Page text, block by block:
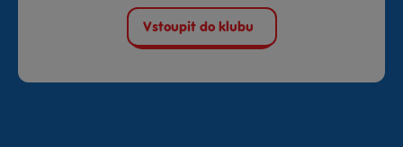
Vstoupit do klubu